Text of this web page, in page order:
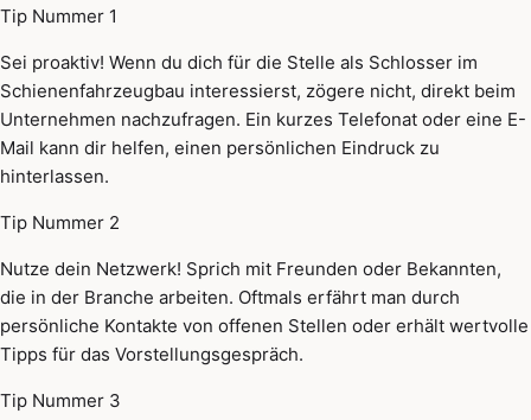
Tip Nummer 1
Sei proaktiv! Wenn du dich für die Stelle als Schlosser im
Schienenfahrzeugbau interessierst, zögere nicht, direkt beim
Unternehmen nachzufragen. Ein kurzes Telefonat oder eine E-
Mail kann dir helfen, einen persönlichen Eindruck zu
hinterlassen.
Tip Nummer 2
Nutze dein Netzwerk! Sprich mit Freunden oder Bekannten,
die in der Branche arbeiten. Oftmals erfährt man durch
persönliche Kontakte von offenen Stellen oder erhält wertvolle
Tipps für das Vorstellungsgespräch.
Tip Nummer 3